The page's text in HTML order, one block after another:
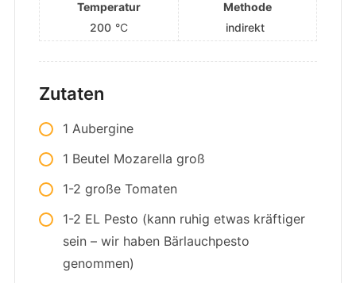
Temperatur
200 °C
Methode
indirekt
Zutaten
1 Aubergine
1 Beutel Mozarella groß
1-2 große Tomaten
1-2 EL Pesto (kann ruhig etwas kräftiger
sein – wir haben Bärlauchpesto
genommen)